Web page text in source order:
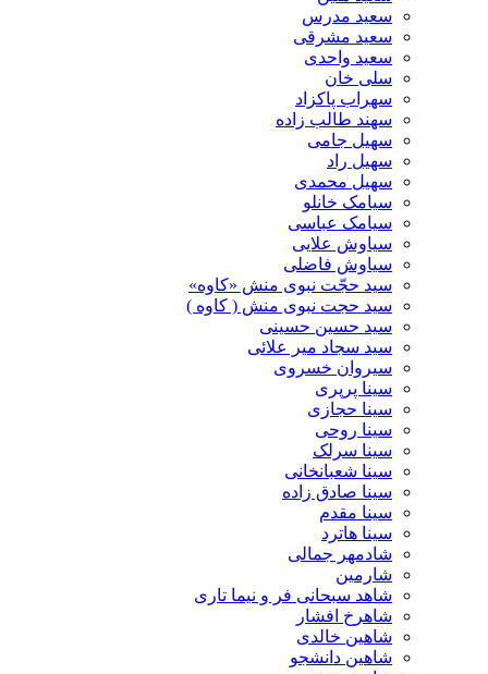
سعید مدرس
سعید مشرقی
سعید واحدی
سلی خان
سهراب پاکزاد
سهند طالب زاده
سهیل جامی
سهیل راد
سهیل محمدی
سیامک خانلو
سیامک عباسی
سیاوش علایی
سیاوش فاضلی
سید حجّت نبوی منش «کاوه»
سید حجت نبوی منش ( کاوه )
سید حسین حسینى
سید سجاد میر علائی
سیروان خسروی
سینا پرپری
سینا حجازی
سینا روحی
سینا سرلک
سینا شعبانخانی
سینا صادق زاده
سینا مقدم
سینا هاترد
شادمهر جمالی
شارمین
شاهد سبحانی فر و نیما تاری
شاهرخ افشار
شاهین خالدی
شاهین دانشجو